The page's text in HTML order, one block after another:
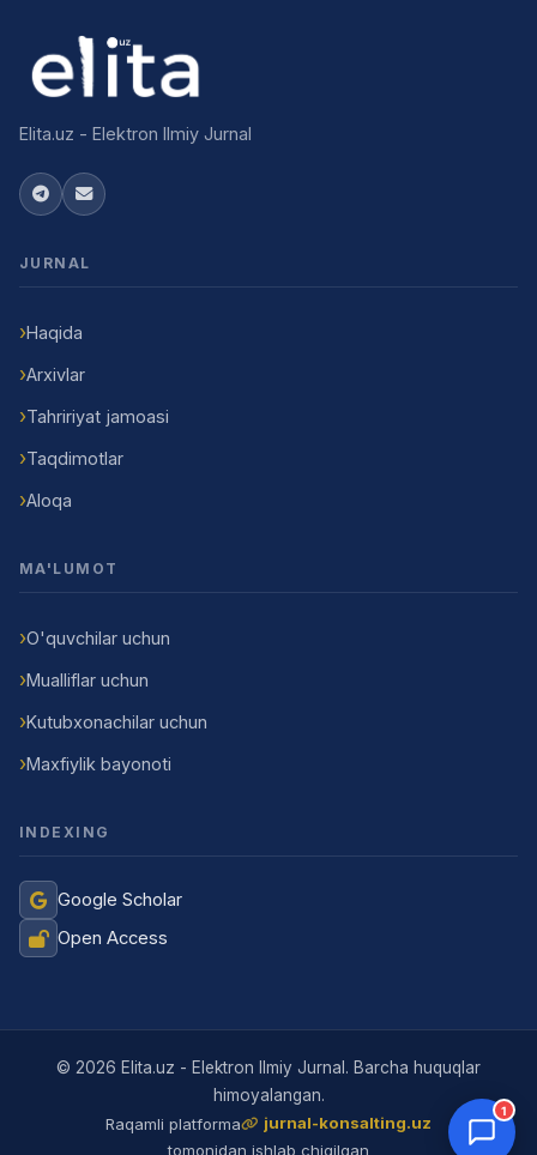
Elita.uz - Elektron Ilmiy Jurnal
JURNAL
Haqida
Arxivlar
Tahririyat jamoasi
Taqdimotlar
Aloqa
MA'LUMOT
O'quvchilar uchun
Mualliflar uchun
Kutubxonachilar uchun
Maxfiylik bayonoti
INDEXING
Google Scholar
Open Access
© 2026 Elita.uz - Elektron Ilmiy Jurnal. Barcha huquqlar
himoyalangan.
Raqamli platforma
jurnal-konsalting.uz
tomonidan ishlab chiqilgan
1